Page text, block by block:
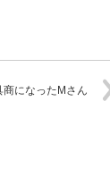
になったMさん